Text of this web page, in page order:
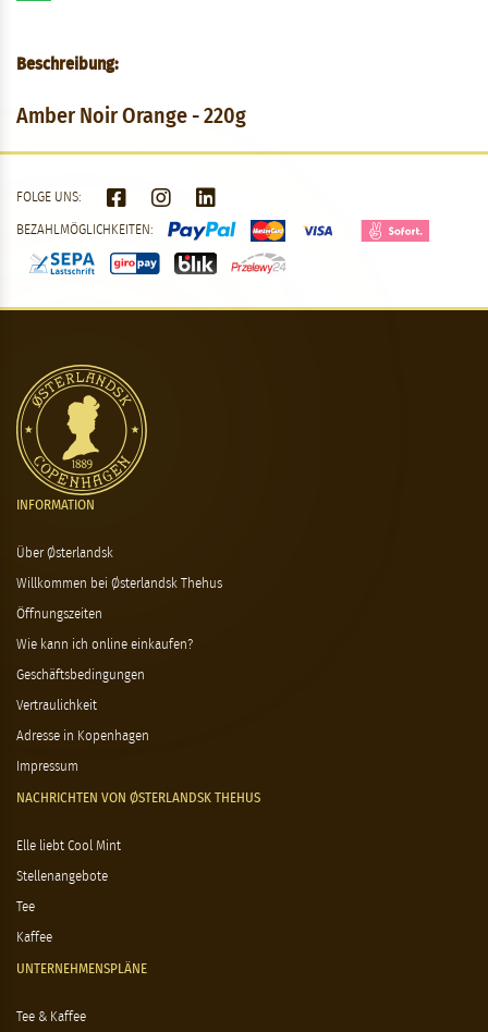
Beschreibung:
Amber Noir Orange - 220g
FOLGE UNS:
BEZAHLMÖGLICHKEITEN:
INFORMATION
Über Østerlandsk
Willkommen bei Østerlandsk Thehus
Öffnungszeiten
Wie kann ich online einkaufen?
Geschäftsbedingungen
Vertraulichkeit
Adresse in Kopenhagen
Impressum
NACHRICHTEN VON ØSTERLANDSK THEHUS
Elle liebt Cool Mint
Stellenangebote
Tee
Kaffee
UNTERNEHMENSPLÄNE
Tee & Kaffee